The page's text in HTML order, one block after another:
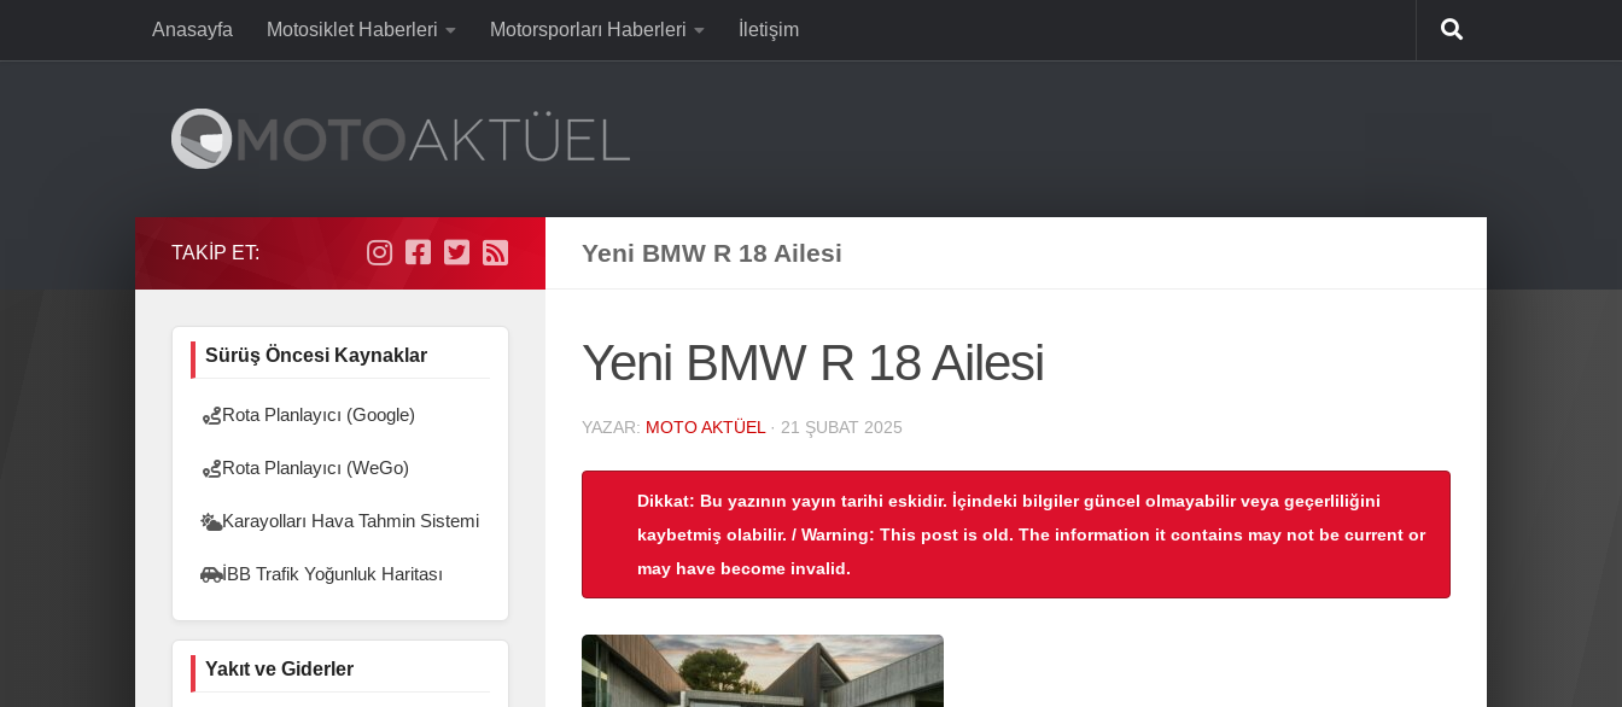
Skip to contentAnasayfa Motosiklet Haberleri Motorsporları Haberleri İletişim
Yeni BMW R 18 Ailesi
Yeni BMW R 18 Ailesi
YAZAR: MOTO AKTÜEL · 21 ŞUBAT 2025
Dikkat: Bu yazının yayın tarihi eskidir. İçindeki bilgiler güncel olmayabilir veya geçerliliğini
kaybetmiş olabilir. / Warning: This post is old. The information it contains may not be current or
may have become invalid.
TAKIP ET:
Sürüş Öncesi Kaynaklar
Rota Planlayıcı (Google)
Rota Planlayıcı (WeGo)
Karayolları Hava Tahmin Sistemi
İBB Trafik Yoğunluk Haritası
Yakıt ve Giderler